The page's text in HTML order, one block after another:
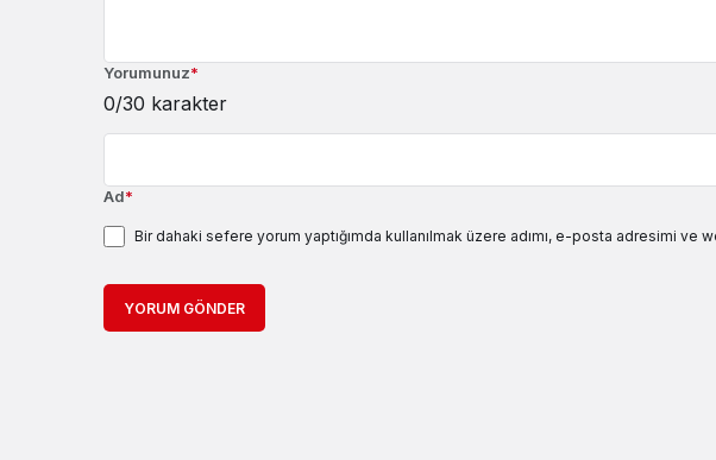
Yorumunuz*
0/30 karakter
Ad*
Bir dahaki sefere yorum yaptığımda kullanılmak üzere adımı, e-posta adresimi ve
YORUM GÖNDER